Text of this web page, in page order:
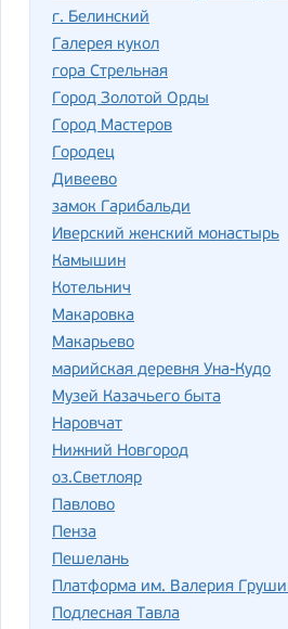
г. Белинский
Галерея кукол
гора Стрельная
Город Золотой Орды
Город Мастеров
Городец
Дивеево
замок Гарибальди
Иверский женский монастырь
Камышин
Котельнич
Макаровка
Макарьево
марийская деревня Уна-Кудо
Музей Казачьего быта
Наровчат
Нижний Новгород
оз.Светлояр
Павлово
Пенза
Пешелань
Платформа им. Валерия
Подлесная Тавла